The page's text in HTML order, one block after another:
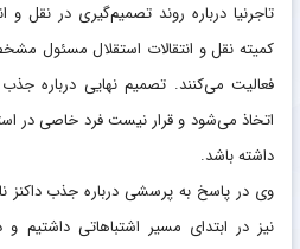
تاجرنیا درباره روند تصمیم‌گیری در نقل و
کمیته نقل و انتقالات استقلال مسئول
فعالیت می‌کنند. تصمیم نهایی درباره
اتخاذ می‌شود و قرار نیست فرد خاصی در
داشته باشد.
وی در پاسخ به پرسشی درباره جذب داکنز
نیز در ابتدای مسیر اشتباهاتی داشتیم